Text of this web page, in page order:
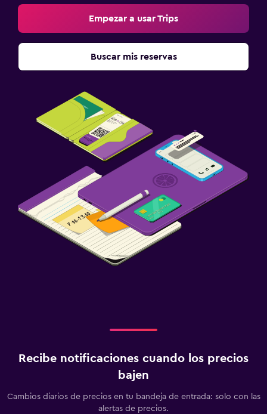
Empezar a usar Trips
Buscar mis reservas
Recibe notificaciones cuando los precios
bajen
Cambios diarios de precios en tu bandeja de entrada: solo con las
alertas de precios.